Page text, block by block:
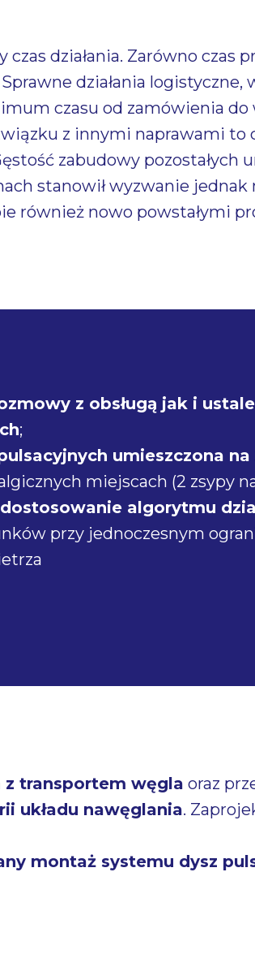
działania. Zarówno czas
działania logistyczne,
czasu od zamówienia
z innymi naprawami to
zabudowy pozostałych
stanowił wyzwanie
również nowo powstałymi
z obsługą jak i
;
umieszczona na
miejscach (2 zsypy
algorytmu
przy jednoczesnym
z transportem węgla oraz
układu nawęglania.
montaż systemu dysz